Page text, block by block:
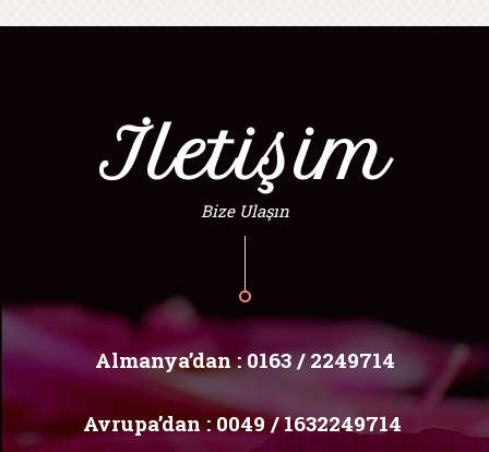
İletişim
Bize Ulaşın
Almanya’dan :0163 / 2249714
Avrupa’dan :0049 / 1632249714